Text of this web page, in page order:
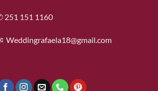
251 151 1160
Weddingrafaela18@gmail.com